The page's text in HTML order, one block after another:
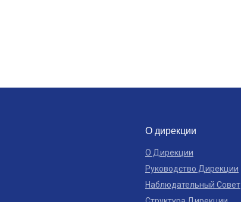
О дирекции
О Дирекции
Руководство Дирекции
Наблюдательный Совет